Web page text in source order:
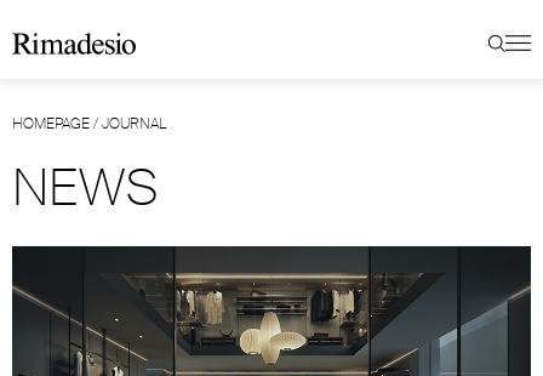
HOMEPAGE/JOURNAL
NEWS